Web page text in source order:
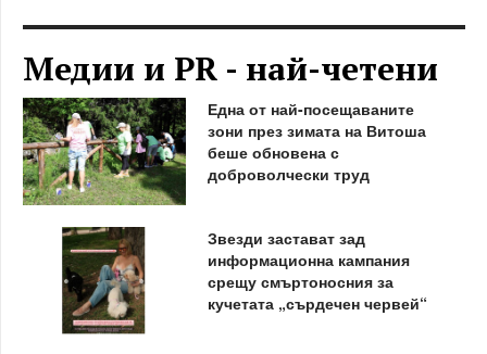
Медии и PR - най-четени
Една от най-посещаваните
зони през зимата на Витоша
беше обновена с
доброволчески труд
Звезди застават зад
информационна кампания
срещу смъртоносния за
кучетата „сърдечен червей“